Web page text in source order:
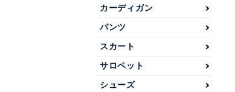
カーディガン
パンツ
スカート
サロペット
シューズ